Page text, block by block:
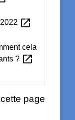
open_in_new
cela
? open_in_new
page